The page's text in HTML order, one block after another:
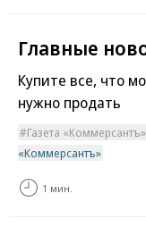
Главные
Купите все, что
нужно продать
Газета
«Коммерсантъ»
1 мин.